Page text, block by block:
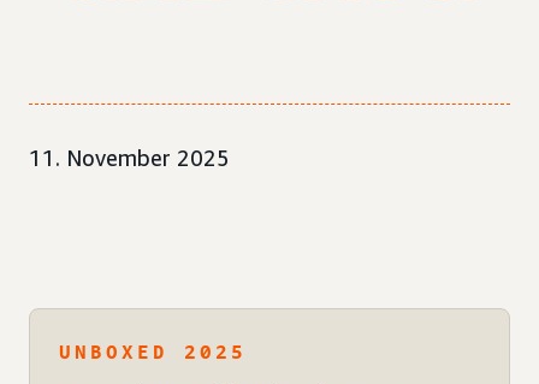
11. November 2025
UNBOXED 2025